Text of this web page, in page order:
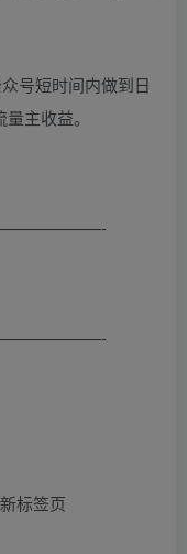
号短时间内做到日
主收益。
标签页